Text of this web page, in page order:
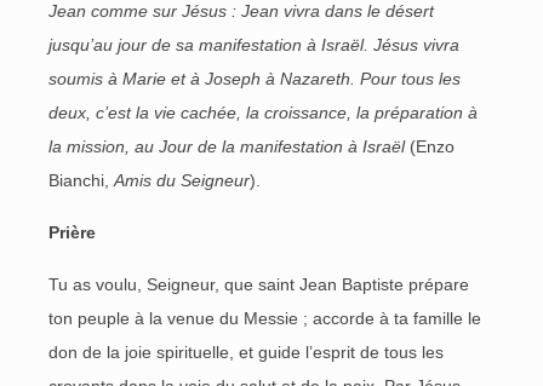
Jean comme sur Jésus : Jean vivra dans le désert
jusqu’au jour de sa manifestation à Israël. Jésus vivra
soumis à Marie et à Joseph à Nazareth. Pour tous les
deux, c’est la vie cachée, la croissance, la préparation à
la mission, au Jour de la manifestation à Israël(Enzo
Bianchi, Amis du Seigneur).
Prière
Tu as voulu, Seigneur, que saint Jean Baptiste prépare
ton peuple à la venue du Messie ; accorde à ta famille le
don de la joie spirituelle, et guide l’esprit de tous les